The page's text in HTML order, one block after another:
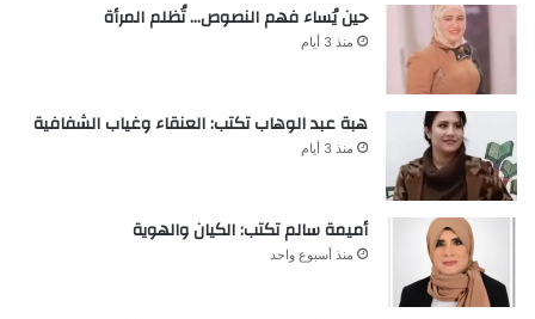
حين يُساء فهم النصوص… تُظلم المرأة
منذ 3 أيام
هبة عبد الوهاب تكتب: العنقاء وغياب الشفافية
منذ 3 أيام
أميمة سالم تكتب: الكيان والهوية
منذ أسبوع واحد